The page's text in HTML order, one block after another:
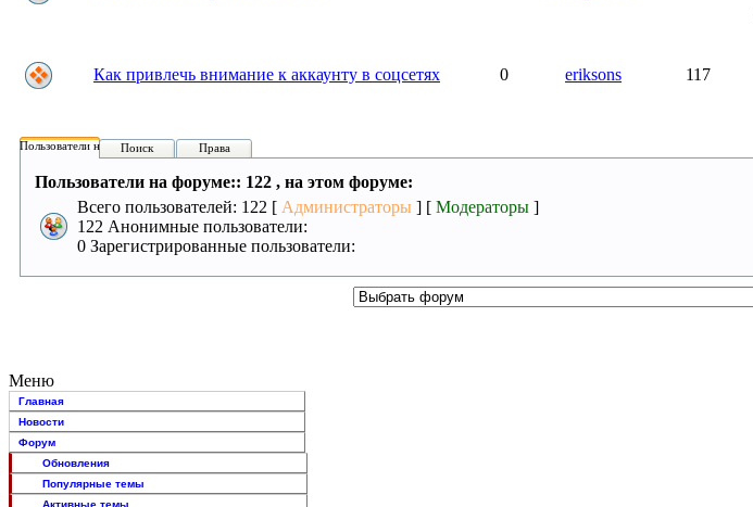
Как привлечь внимание к аккаунту в соцсетях 0 eriksons 117
Пользователи на форуме:
Поиск Права
Пользователи на форуме:: 122 , на этом форуме:
Всего пользователей: 122 [ Администраторы ] [ Модераторы ]
122 Анонимные пользователи:
0 Зарегистрированные пользователи:
Меню
Главная
Новости
Форум
Обновления
Популярные темы
Активные темы